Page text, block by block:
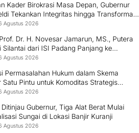
Kader Birokrasi Masa Depan, Gubernur
Tekankan Integritas hingga Transformasi
Praja IPDN Asal Sumbar
Agustus 2026
Dr. H. Novesar Jamarun, MS., Putera
Silantai dari ISI Padang Panjang ke
Dharma Andalas
Agustus 2026
Permasalahan Hukum dalam Skema
Satu Pintu untuk Komoditas Strategis
Agustus 2026
Gubernur, Tiga Alat Berat Mulai
Sungai di Lokasi Banjir Kuranji
Agustus 2026